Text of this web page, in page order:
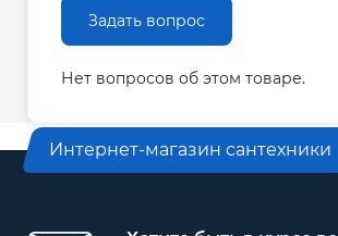
Задать вопрос
Нет вопросов об этом товаре.
Интернет-магазин сантехники